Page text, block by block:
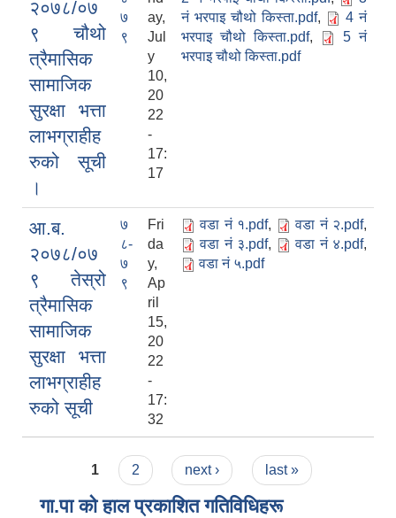
२०७८/०७
९ चौथो
त्रैमासिक
सामाजिक
सुरक्षा भत्ता
लाभग्राहीह
रुको सूची
।
७
९
ay,
Jul
y
10,
20
22
-
17:
17
नं भरपाइ चौथो किस्ता.pdf,
4 नं
भरपाइ चौथो किस्ता.pdf,
5 नं
भरपाइ चौथो किस्ता.pdf
आ.ब.
२०७८/०७
९ तेस्रो
त्रैमासिक
सामाजिक
सुरक्षा भत्ता
लाभग्राहीह
रुको सूची
७
८-
७
९
Fri
da
y,
Ap
ril
15,
20
22
-
17:
32
वडा नं १.pdf, वडा नं २.pdf,
वडा नं ३.pdf, वडा नं ४.pdf,
वडा नं ५.pdf
Pages
1 2 next › last »
गा.पा काे हाल प्रकाशित गतिविधिहरू